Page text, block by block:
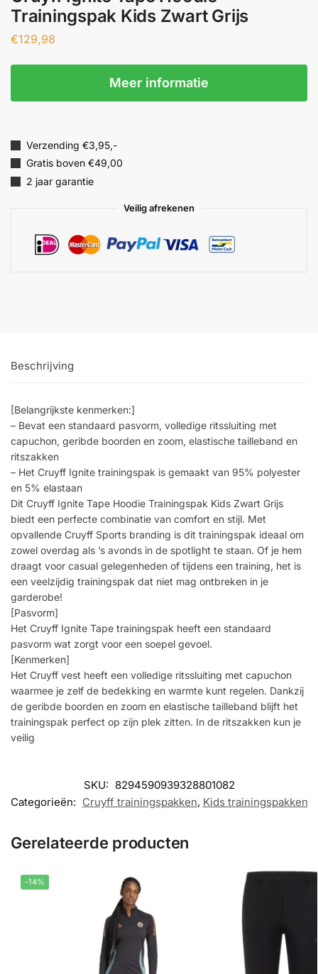
Trainingspak Kids Zwart Grijs
€129,98
Meer informatie
Verzending €3,95,-
Gratis boven €49,00
2 jaar garantie
Veilig afrekenen
Beschrijving
[Belangrijkste kenmerken:]
– Bevat een standaard pasvorm, volledige ritssluiting met
capuchon, geribde boorden en zoom, elastische tailleband en
ritszakken
– Het Cruyff Ignite trainingspak is gemaakt van 95% polyester
en 5% elastaan
Dit Cruyff Ignite Tape Hoodie Trainingspak Kids Zwart Grijs
biedt een perfecte combinatie van comfort en stijl. Met
opvallende Cruyff Sports branding is dit trainingspak ideaal om
zowel overdag als ’s avonds in de spotlight te staan. Of je hem
draagt voor casual gelegenheden of tijdens een training, het is
een veelzijdig trainingspak dat niet mag ontbreken in je
garderobe!
[Pasvorm]
Het Cruyff Ignite Tape trainingspak heeft een standaard
pasvorm wat zorgt voor een soepel gevoel.
[Kenmerken]
Het Cruyff vest heeft een volledige ritssluiting met capuchon
waarmee je zelf de bedekking en warmte kunt regelen. Dankzij
de geribde boorden en zoom en elastische tailleband blijft het
trainingspak perfect op zijn plek zitten. In de ritszakken kun je
veilig
SKU: 8294590939328801082
Categorieën: Cruyff trainingspakken, Kids trainingspakken
Gerelateerde producten
-14%